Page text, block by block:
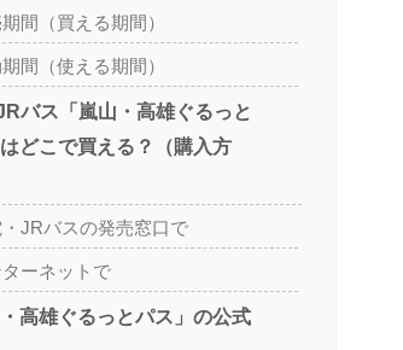
間（買える期間）
間（使える期間）
バス「嵐山・高雄ぐるっと
どこで買える？（購入方
・JRバスの発売窓口で
ーネットで
・高雄ぐるっとパス」の公式